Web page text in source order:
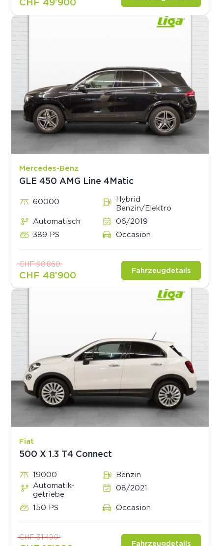
Mercedes-Benz
GLE 450 AMG Line 4Matic
60000
Hybrid
Benzin/Elektro
Automatisch
06/2019
389 PS
Occasion
CHF 98’860
CHF 48’900 Fahrzeugdetails
Fiat
500 X 1.3 T4 Connect
19000
Benzin
Automatik­
getriebe
08/2021
150 PS Occasion
CHF 31’490
Fahrzeugdetails